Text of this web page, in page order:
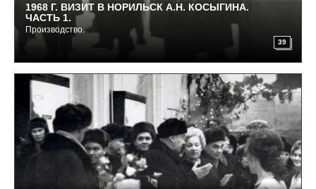
39
1968 Г. ВИЗИТ В НОРИЛЬСК А.Н. КОСЫГИНА.
ЧАСТЬ 1.
Производство.